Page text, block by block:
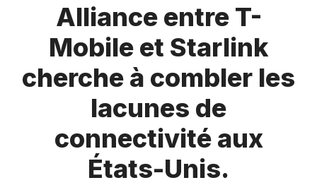
Alliance entre T-
Mobile et Starlink
cherche à combler les
lacunes de
connectivité aux
États-Unis.